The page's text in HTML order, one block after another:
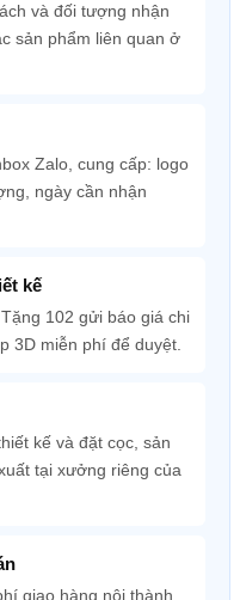
và đối tượng nhận
sản phẩm liên quan ở
Zalo, cung cấp: logo
ngày cần nhận
kế
102 gửi báo giá chi
3D miễn phí để duyệt.
kế và đặt cọc, sản
tại xưởng riêng của
giao hàng nội thành